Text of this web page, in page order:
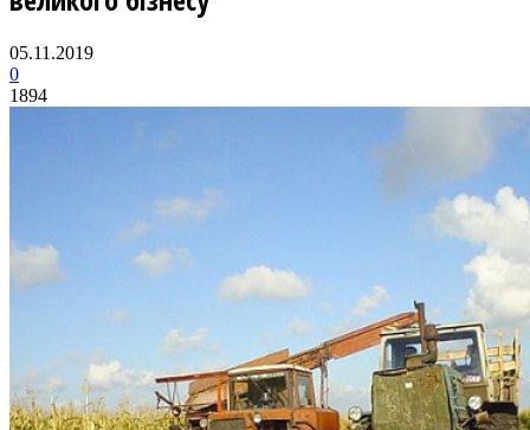
05.11.2019
0
1894